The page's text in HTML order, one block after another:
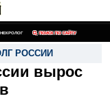
НЕКРОЛОГ ПОИСК ПО САЙТУ
РОССИИ
вырос